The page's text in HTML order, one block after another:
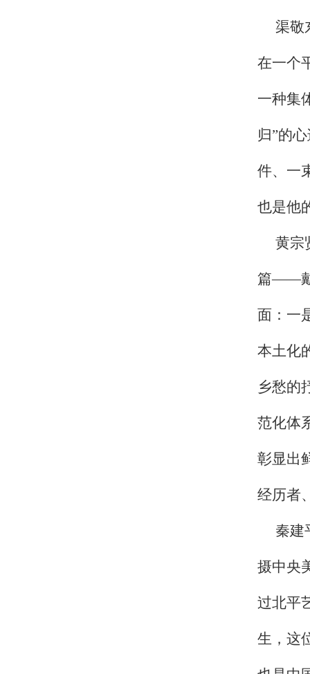
渠敬
在一个
一种集
归”的
件、一
也是他
黄宗
篇——戴
面：一
本土化
乡愁的
范化体
彰显出
经历者
秦建
摄中央
过北平
生，这